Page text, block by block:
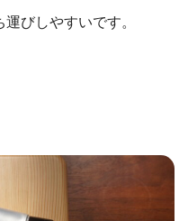
びしやすいです。